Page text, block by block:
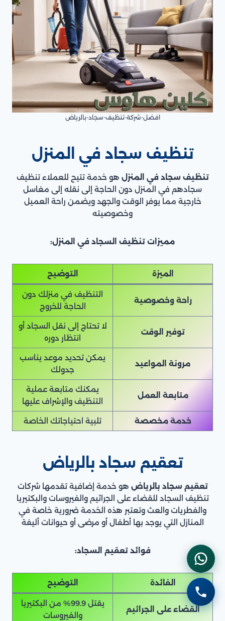
افضل-شركة-تنظيف-سجاد-بالرياض
تنظيف سجاد في المنزل
تنظيف سجاد في المنزل هو خدمة تتيح للعملاء تنظيف
سجادهم في المنزل دون الحاجة إلى نقله إلى مغاسل
خارجية مما يوفر الوقت والجهد ويضمن راحة العميل
وخصوصيته
مميزات تنظيف السجاد في المنزل:
الميزة التوضيح
راحة وخصوصية
التنظيف في منزلك دون
الحاجة للخروج
توفير الوقت
لا تحتاج إلى نقل السجاد أو
انتظار دوره
مرونة المواعيد
يمكن تحديد موعد يناسب
جدولك
متابعة العمل
يمكنك متابعة عملية
التنظيف والإشراف عليها
خدمة مخصصة تلبية احتياجاتك الخاصة
تعقيم سجاد بالرياض
تعقيم سجاد بالرياض هو خدمة إضافية تقدمها شركات
تنظيف السجاد للقضاء على الجراثيم والفيروسات والبكتيريا
والفطريات والعث وتعتبر هذه الخدمة ضرورية خاصة في
المنازل التي يوجد بها أطفال أو مرضى أو حيوانات أليفة
فوائد تعقيم السجاد:
الفائدة التوضيح
القضاء على الجراثيم
يقتل 99.9% من البكتيريا
والفيروسات